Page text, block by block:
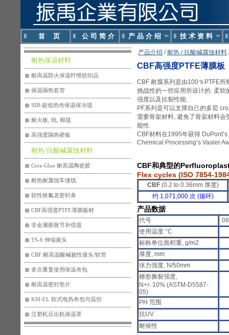
首 页 公 司 简 介 产 品 介 绍 技 术 资 料
耐热保温材料
耐高温防火保温纤维纺织品
保温隔热套管
SIB-超低热传保温保冷毯
耐火板, 纸, 棉毯
高强度隔热硬板
耐热/抗酸碱腐蚀材料
Cera-Glue 耐高温陶瓷胶
耐热耐腐蚀车缝线
软性铁氟龙密封条
CBF高强度PTFE薄膜板材
非金属膨胀节补偿器
TS-6 伸缩接头
CBF 耐高温酸碱挠性接头/软管
多次重复使用保温布包
耐高温密封垫片
KM-EL 软式电热布包与温控
注塑机压出机保温罩
产品介绍 /耐热 / 抗酸碱腐蚀材料
CBF高强度PTFE薄膜板
CBF 耐腐系列是由100％PTFE所
挑战性的一些应用所设计的. 柔软
强度以及抗裂性能.
PF系列是可以支撑自己的多层
需要骨架材料, 避免了骨架材料会
能性.
CBF材料在1995年获得
Chemical Processing’s Vaaler
CBF和典型的
Flex cycles (ISO 7854-
CBF (0.2 to 0.36mm 厚度)
约 1,071,000 次 (循环)
产品数据
代号
使用温度 °C
标称单位面积重, g/m2
厚度, mm
张力强度, N/50mm
梯形撕裂强度,
N+/- 10% (ASTM-D5587-
05)
PH 范围
抗UV
耐候性